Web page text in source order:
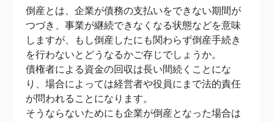
倒産とは、企業が債務の支払いをできない期間が
つづき、事業が継続できなくなる状態などを意味
しますが、もし倒産したにも関わらず倒産手続き
を行わないとどうなるかご存じでしょうか。
債権者による資金の回収は長い間続くことにな
り、場合によっては経営者や役員にまで法的責任
が問われることになります。
そうならないためにも企業が倒産となった場合は